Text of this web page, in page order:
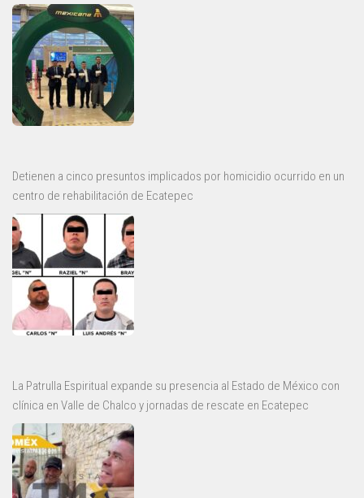
Detienen a cinco presuntos implicados por homicidio ocurrido en un
centro de rehabilitación de Ecatepec
La Patrulla Espiritual expande su presencia al Estado de México con
clínica en Valle de Chalco y jornadas de rescate en Ecatepec